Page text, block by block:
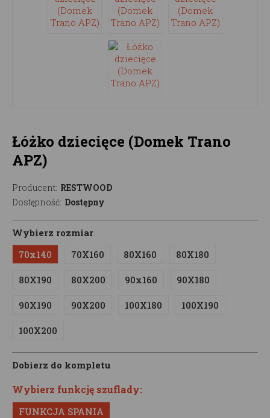
Łóżko dziecięce (Domek Trano
APZ)
Producent: RESTWOOD
Dostępność: Dostępny
Wybierz rozmiar
70x140
70X160 80X160 80X180
80X190 80X200 90x160 90X180
90X190 90X200 100X180 100X190
100X200
Dobierz do kompletu
Wybierz funkcję szuflady:
FUNKCJA SPANIA